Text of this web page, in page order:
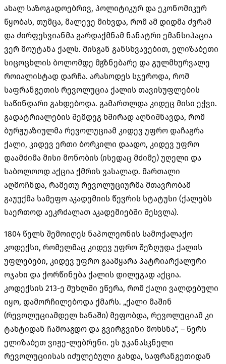
ახალ საზოგადოებრივ, პოლიტიკურ და ეკონომიკურ
წყობას, თუმცა, მალევე მიხვდა, რომ ამ დიდმა ძვრამ
და ძირფესვიანმა გარდაქმნამ ნანატრი ემანსიპაცია
ვერ მოუტანა ქალს. მისგან განსხვავებით, ელიზაბეთი
სიცოცხლის ბოლომდე მგზნებარე და გულმხურვალე
როიალისტად დარჩა. არასოდეს სჯეროდა, რომ
საფრანგეთის რევოლუცია ქალის თავისუფლების
საწინდარი გახდებოდა. გამართლდა კიდეც მისი ეჭვი.
გადატრიალების შემდეგ ხშირად აღნიშნავდა, რომ
ბურჟუაზიულმა რევოლუციამ კიდევ უფრო დაჩაგრა
ქალი, კიდევ ერთი ბორკილი დაადო, კიდევ უფრო
დაამძიმა მისი მონობის (ისედაც მძიმე) უღელი და
საბოლოოდ აქცია ქმრის ვასალად. მართალი
აღმოჩნდა, რამეთუ რევოლუციურმა მთავრობამ
გაუუქმა სამეფო აკადემიის წევრის სტატუსი (ქალებს
საერთოდ აეკრძალათ აკადემიებში შესვლა).
1804 წელს შემოიღეს ნაპოლეონის სამოქალაქო
კოდექსი, რომელმაც კიდევ უფრო შეზღუდა ქალის
უფლებები, კიდევ უფრო გაამყარა პატრიარქალური
ოჯახი და ქორწინება ქალის დილეგად აქცია.
კოდექსის 213-ე მუხლში ეწერა, რომ ქალი ვალდებული
იყო, დამორჩილებოდა ქმარს. „ქალი მაშინ
(რევოლუციამდელ ხანაში) მეფობდა, რევოლუციამ კი
ტახტიდან ჩამოაგდო და გვირგვინი მოხსნა“, – წერს
ელიზაბეთ ვიჟე-ლებრენი. ეს უკანასკნელი
რევოლუციისას იძულებული გახდა, საფრანგეთიდან